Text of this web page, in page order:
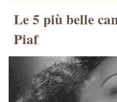
Le 5 più belle
Piaf